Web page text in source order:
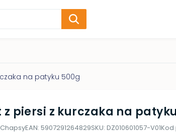
na patyku 500g
z piersi z kurczaka na
ChapsyEAN: 5907291264829SKU: DZ010601057-V01Kod